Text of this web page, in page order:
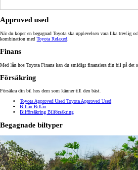
Approved used
När du köper en begagnad Toyota ska upplevelsen vara lika trevlig
kombination med Toyota Relaxed
Finans
Med lån hos Toyota Finans kan du smidigt finansiera din bil på det
Försäkring
Försäkra din bil hos dem som känner till den bäst.
Toyota Approved Used Toyota Approved Used
Billån Billån
Bilförsäkring Bilförsäkring
Begagnade biltyper